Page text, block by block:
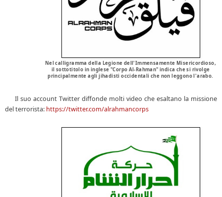
Nel calligramma della Legione dell'Immensamente Misericordioso,
il sottotitolo in inglese "Corpo Al-Rahman" indica che si rivolge
principalmente agli jihadisti occidentali che non leggono l'arabo.
Il suo account Twitter diffonde molti video che esaltano la missione
del terrorista: https://twitter.com/alrahmancorps